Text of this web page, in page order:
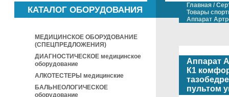
КАТАЛОГ ОБОРУДОВАНИЯ
МЕДИЦИНСКОЕ ОБОРУДОВАНИЕ
(СПЕЦПРЕДЛОЖЕНИЯ)
ДИАГНОСТИЧЕСКОЕ медицинское
оборудование
АЛКОТЕСТЕРЫ медицинские
БАЛЬНЕОЛОГИЧЕСКОЕ
оборудование
Главная /
Товары
Аппарат
Аппарат
К1
пультом